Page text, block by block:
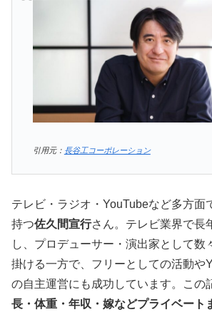
引用元： 長谷工コーポレーション
テレビ・ラジオ・YouTubeなど多方面
持つ佐久間宣行さん。テレビ業界で長
し、プロデューサー・演出家として数
掛ける一方で、フリーとしての活動や
の自主運営にも成功しています。この
長・体重・年収・嫁などプライベート